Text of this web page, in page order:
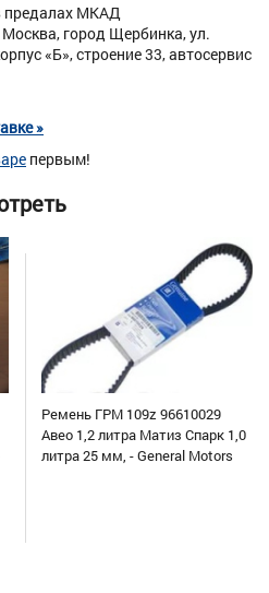
предалах МКАД
город Щербинка, ул.
«Б», строение 33, автосервис
»
первым!
Ремень ГРМ 109z 96610029
Авео 1,2 литра Матиз Спарк 1,0
литра 25 мм, - General Motors